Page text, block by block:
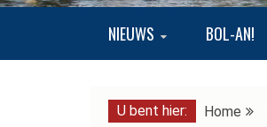
BOL-AN!
NIEUWS BOL-AN!
U bent hier: Home